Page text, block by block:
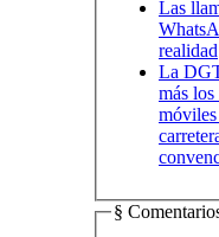
Las
realidad
La
más los
§